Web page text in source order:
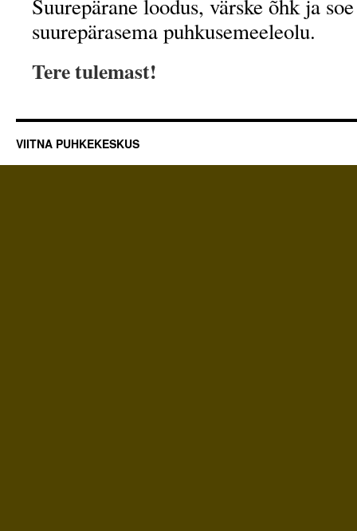
Suurepärane loodus, värske õhk ja
suurepärasema puhkusemeeleolu.
Tere tulemast!
VIITNA PUHKEKESKUS